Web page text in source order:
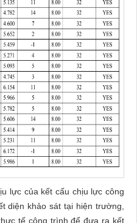
lực của kết cấu chịu lực công
diện khảo sát tại hiện trường,
tế công trình để đưa ra kết